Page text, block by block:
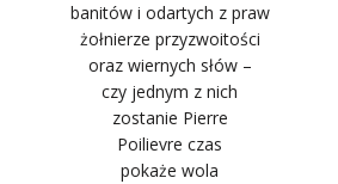
banitów i odartych z praw
żołnierze przyzwoitości
oraz wiernych słów –
czy jednym z nich
zostanie Pierre
Poilievre czas
pokaże wola